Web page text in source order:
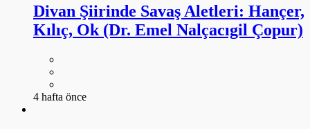
Divan Şiirinde Savaş Aletleri: Hançer,
Kılıç, Ok (Dr. Emel Nalçacıgil Çopur)
4 hafta önce